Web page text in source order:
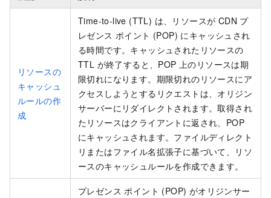
リソースの
キャッシュ
ルールの作
成
Time-to-live (TTL) は、リソースが CDN プ
レゼンス ポイント (POP) にキャッシュされ
る時間です。キャッシュされたリソースの
TTL が終了すると、POP 上のリソースは期
限切れになります。期限切れのリソースにア
クセスしようとするリクエストは、オリジン
サーバーにリダイレクトされます。取得され
たリソースはクライアントに返され、POP
にキャッシュされます。ファイルディレクト
リまたはファイル名拡張子に基づいて、リソ
ースのキャッシュルールを作成できます。
プレゼンス ポイント (POP) がオリジンサー